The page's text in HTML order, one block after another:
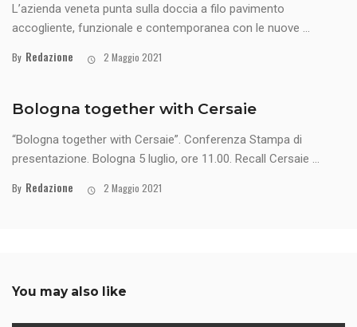
L’azienda veneta punta sulla doccia a filo pavimento
accogliente, funzionale e contemporanea con le nuove ...
By Redazione 2 Maggio 2021
Bologna together with Cersaie
“Bologna together with Cersaie”. Conferenza Stampa di
presentazione. Bologna 5 luglio, ore 11.00. Recall Cersaie ...
By Redazione 2 Maggio 2021
You may also like